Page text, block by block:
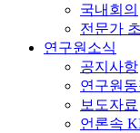
국내회의
전문가
연구원소식
공지사항
연구원동
보도자료
언론속